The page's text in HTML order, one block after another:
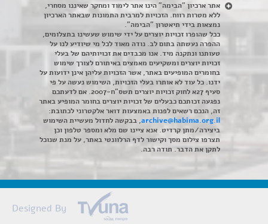
אתר ארכיון "הבימה" הינו אתר לימוד ומחקר שאיננו מסחרי,
ללא מטרות רווח. הזכויות למרבית התמונות שבאתר הארכיון
נמצאות בידי תיאטרון "הבימה".
ככל שהופרו זכויות יוצרים על ידי שימוש שעשינו בתצלומים,
ההפרה נעשתה בתום לב. נודה מאוד לכל מי שיודיע לנו על
טעותנו ונתקנה מיד. אנו מכבדים את זכויותיהם של בעלי
זכויות יוצרים ומשקיעים מאמצים באיתורם לצורך שימוש
בחומרים המופיעים באתר, אשר הזכויות עליהן אינן ידועות על
ידנו. כל עוד לא אותרו בעלי הזכויות, השימוש נעשה על פי
סעיף 27א לחוק זכויות יוצרים תשס"ח-2007. אם לדעתכם
נפגעה זכותכם כבעלים של זכויות יוצרים בחומר המופיע באתר
זה, הנכם רשאים לפנות באמצעות דואר אלקטרוני לכתובת:
archive@habima.org.il, בבקשה לחדול מעשיית השימוש
ביצירה/מתן קרדיט. אנא ציינו שם מלא ומספר טלפון וכן
תצרפו צילום מסך וקישור לדף הרלוונטי באתר, על מנת שנוכל
לתקן את הדבר. תודה רבה.
Designed By